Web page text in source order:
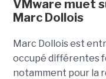
VMware muet
Marc Dollois
Marc Dollois est
occupé différentes
notamment pour la